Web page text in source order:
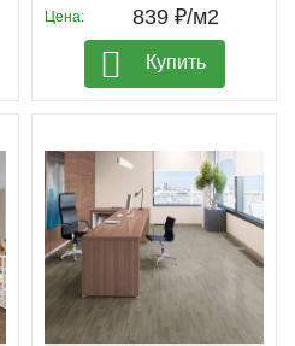
Цена: 839 ₽/м2
Купить